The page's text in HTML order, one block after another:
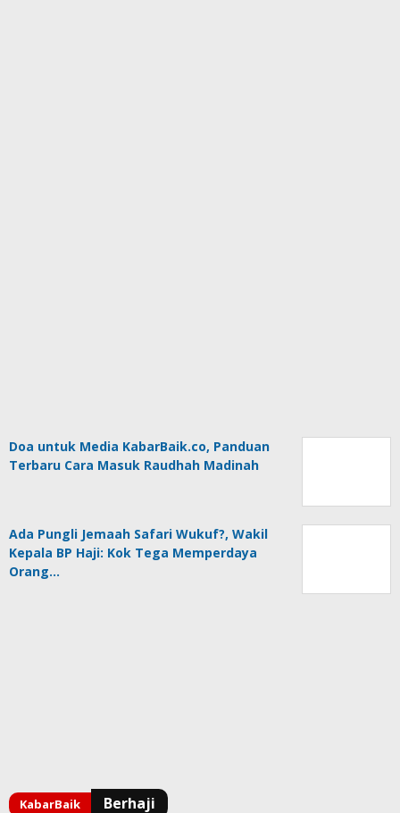
Doa untuk Media KabarBaik.co, Panduan
Terbaru Cara Masuk Raudhah Madinah
Ada Pungli Jemaah Safari Wukuf?, Wakil
Kepala BP Haji: Kok Tega Memperdaya
Orang…